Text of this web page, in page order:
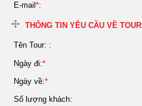
E-mail *:
THÔNG TIN YÊU CẦU VỀ TOUR
Tên Tour: :
Ngày đi:*
Ngày về:*
Số lượng khách: